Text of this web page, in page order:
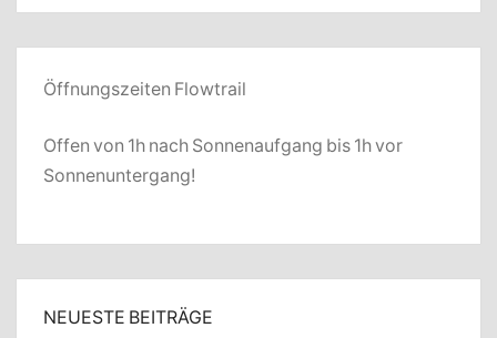
Öffnungszeiten Flowtrail
Offen von 1h nach Sonnenaufgang bis 1h vor
Sonnenuntergang!
NEUESTE BEITRÄGE